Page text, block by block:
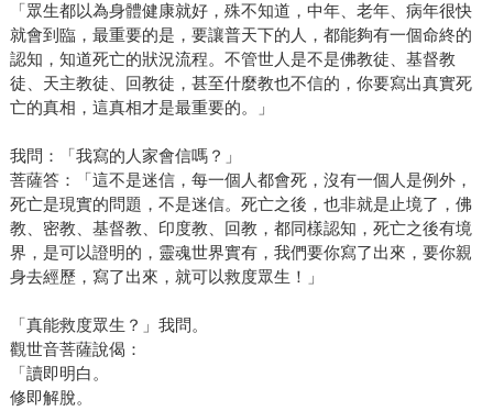
「眾生都以為身體健康就好，殊不知道，中年、老年、病年很快
就會到臨，最重要的是，要讓普天下的人，都能夠有一個命終的
認知，知道死亡的狀況流程。不管世人是不是佛教徒、基督教
徒、天主教徒、回教徒，甚至什麼教也不信的，你要寫出真實死
亡的真相，這真相才是最重要的。」
我問：「我寫的人家會信嗎？」
菩薩答：「這不是迷信，每一個人都會死，沒有一個人是例外，
死亡是現實的問題，不是迷信。死亡之後，也非就是止境了，佛
教、密教、基督教、印度教、回教，都同樣認知，死亡之後有境
界，是可以證明的，靈魂世界實有，我們要你寫了出來，要你親
身去經歷，寫了出來，就可以救度眾生！」
「真能救度眾生？」我問。
觀世音菩薩說偈：
「讀即明白。
修即解脫。